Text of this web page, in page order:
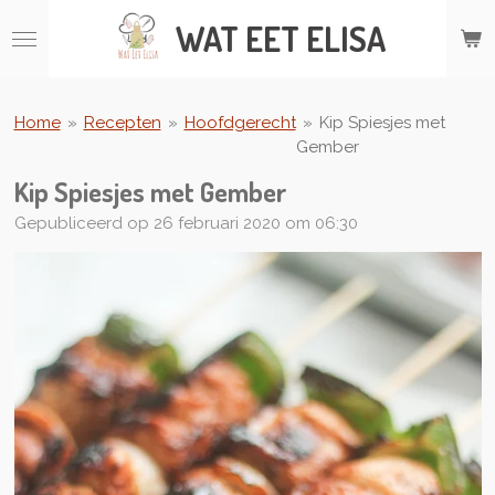
direct
hoofdinhoud
WAT EET ELISA
Home » Recepten » Hoofdgerecht » Kip Spiesjes met
Gember
Kip Spiesjes met Gember
Gepubliceerd op 26 februari 2020 om 06:30